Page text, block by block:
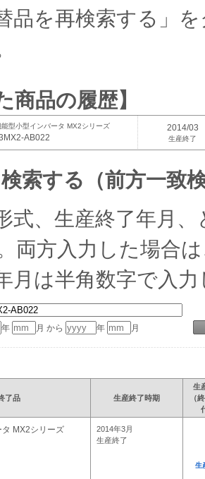
品を再検索する」
商品の履歴】
能型小型インバータ MX2シリーズ
AB022
2014/03
生産終了
索する（前方一致
式、生産終了年月
両方入力した場合
月は半角数字で入
年 月 から 年 月
了品 生産終了時期
生
（
MX2シリーズ
2014年3月
生産終了
生